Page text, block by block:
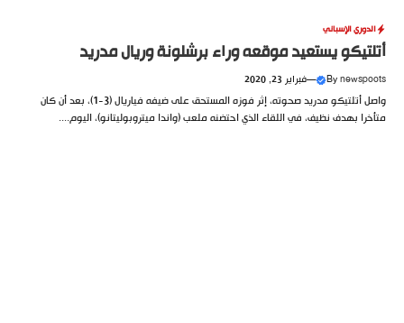
الدوري الإسباني
أتلتيكو يستعيد موقعه وراء برشلونة وريال مدريد
Bynewspoots
—فبراير 23, 2020
واصل أتلتيكو مدريد صحوته، إثر فوزه المستحق على ضيفه فياريال (3-1)، بعد أن كان
متأخرا بهدف نظيف، في اللقاء الذي احتضنه ملعب (واندا ميتروبوليتانو)، اليوم....